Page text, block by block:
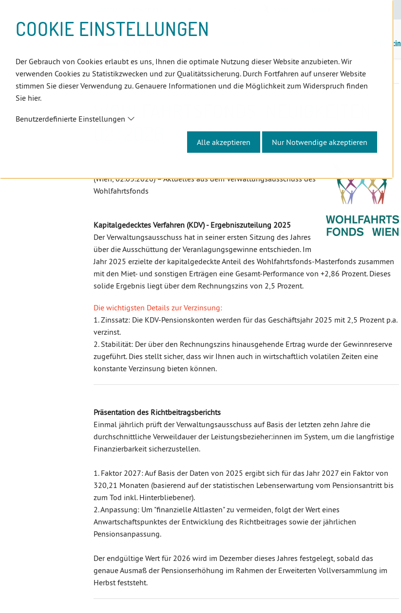
COOKIE EINSTELLUNGEN
Der Gebrauch von Cookies erlaubt es uns, Ihnen die optimale Nutzung dieser Website anzubieten. Wir
verwenden Cookies zu Statistikzwecken und zur Qualitätssicherung. Durch Fortfahren auf unserer Website
stimmen Sie dieser Verwendung zu. Genauere Informationen und die Möglichkeit zum Widerspruch finden
Sie hier.
Benutzerdefinierte Einstellungen
Alle akzeptieren Nur Notwendige akzeptieren
(Accesskey:
(Accesskey:
(Accesskey:
(Accesskey:
(Accesskey:
(Landeszahnärztekammern,
(Accesskey:
(Accesskey:
Positionsnavigation
Wien Aktuelles Wohlfahrtsfonds: Neuigkeiten 02/2026
WOHLFAHRTSFONDS: NEUIGKEITEN
(Wien, 02.03.2026) – Aktuelles aus dem Verwaltungsausschuss des
Wohlfahrtsfonds
Kapitalgedecktes Verfahren (KDV) - Ergebniszuteilung 2025
Der Verwaltungsausschuss hat in seiner ersten Sitzung des Jahres
über die Ausschüttung der Veranlagungsgewinne entschieden. Im
Jahr 2025 erzielte der kapitalgedeckte Anteil des Wohlfahrtsfonds-Masterfonds zusammen
mit den Miet- und sonstigen Erträgen eine Gesamt-Performance von +2,86 Prozent. Dieses
solide Ergebnis liegt über dem Rechnungszins von 2,5 Prozent.
Die wichtigsten Details zur Verzinsung:
1. Zinssatz: Die KDV-Pensionskonten werden für das Geschäftsjahr 2025 mit 2,5 Prozent p.a.
verzinst.
2. Stabilität: Der über den Rechnungszins hinausgehende Ertrag wurde der Gewinnreserve
zugeführt. Dies stellt sicher, dass wir Ihnen auch in wirtschaftlich volatilen Zeiten eine
konstante Verzinsung bieten können.
Präsentation des Richtbeitragsberichts
Einmal jährlich prüft der Verwaltungsausschuss auf Basis der letzten zehn Jahre die
durchschnittliche Verweildauer der Leistungsbezieher:innen im System, um die langfristige
Finanzierbarkeit sicherzustellen.
1. Faktor 2027: Auf Basis der Daten von 2025 ergibt sich für das Jahr 2027 ein Faktor von
320,21 Monaten (basierend auf der statistischen Lebenserwartung vom Pensionsantritt bis
zum Tod inkl. Hinterbliebener).
2. Anpassung: Um "finanzielle Altlasten" zu vermeiden, folgt der Wert eines
Anwartschaftspunktes der Entwicklung des Richtbeitrages sowie der jährlichen
Pensionsanpassung.
Der endgültige Wert für 2026 wird im Dezember dieses Jahres festgelegt, sobald das
genaue Ausmaß der Pensionserhöhung im Rahmen der Erweiterten Vollversammlung im
Herbst feststeht.